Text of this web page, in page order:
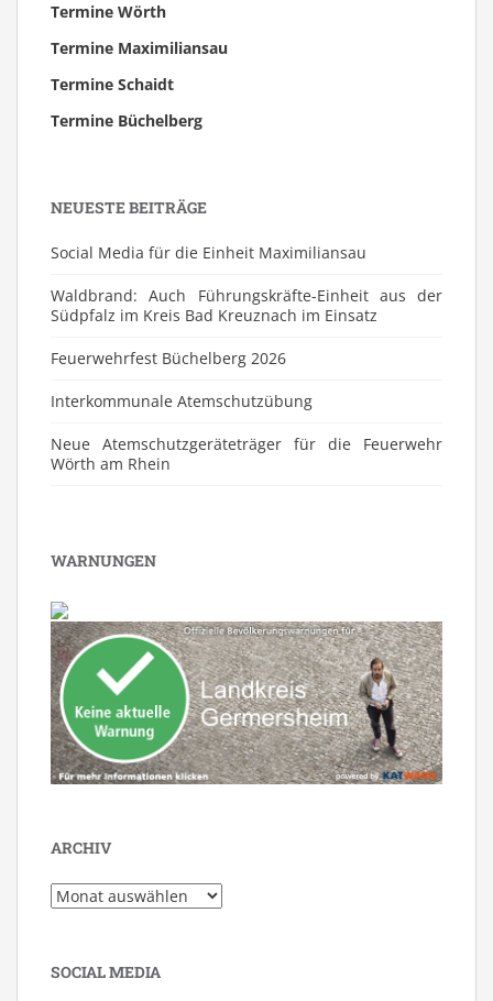
Termine Wörth
Termine Maximiliansau
Termine Schaidt
Termine Büchelberg
NEUESTE BEITRÄGE
Social Media für die Einheit Maximiliansau
Waldbrand: Auch Führungskräfte-Einheit aus der
Südpfalz im Kreis Bad Kreuznach im Einsatz
Feuerwehrfest Büchelberg 2026
⁠Interkommunale Atemschutzübung
Neue Atemschutzgeräteträger für die Feuerwehr
Wörth am Rhein
WARNUNGEN
ARCHIV
Archiv
SOCIAL MEDIA